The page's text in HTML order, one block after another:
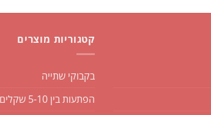
קטגוריות מוצרים
בקבוקי שתייה
הפתעות בין 5-10 שקלים